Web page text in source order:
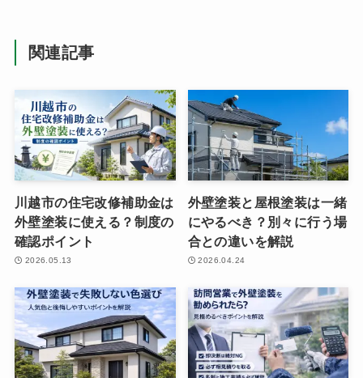
関連記事
川越市の住宅改修補助金は
外壁塗装に使える？制度の
確認ポイント
2026.05.13
外壁塗装と屋根塗装は一緒
にやるべき？別々に行う場
合との違いを解説
2026.04.24